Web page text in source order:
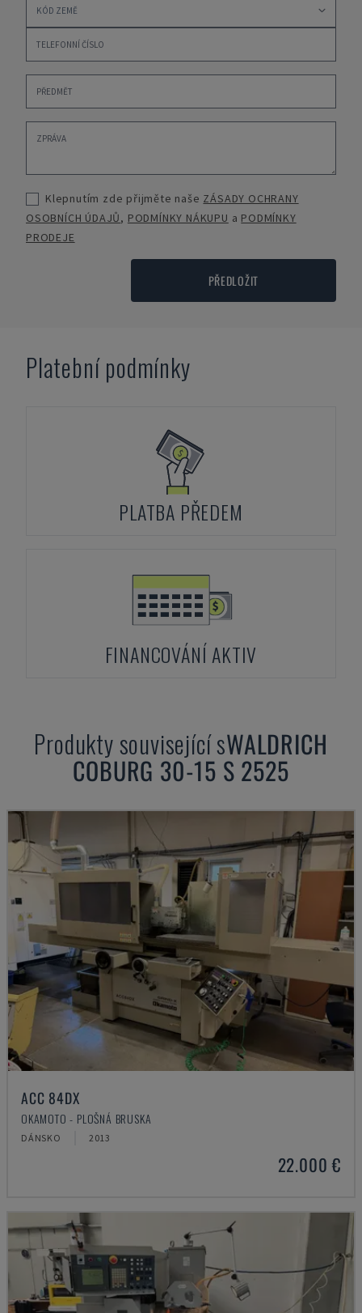
Klepnutím zde přijměte naše ZÁSADY OCHRANY
OSOBNÍCH ÚDAJŮ, PODMÍNKY NÁKUPU a PODMÍNKY
PRODEJE
PŘEDLOŽIT
Platební podmínky
PLATBA PŘEDEM
FINANCOVÁNÍ AKTIV
Produkty související sWALDRICH
COBURG 30-15 S 2525
ACC 84DX
OKAMOTO - PLOŠNÁ BRUSKA
DÁNSKO 2013
22.000 €